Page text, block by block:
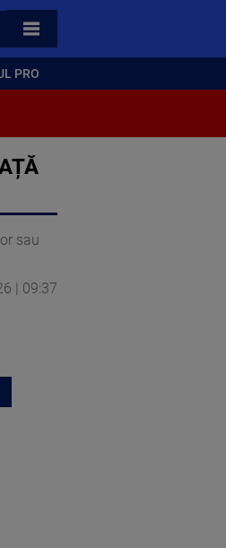
TOATE CATEGORIILE
PRO
sau
| 09:37